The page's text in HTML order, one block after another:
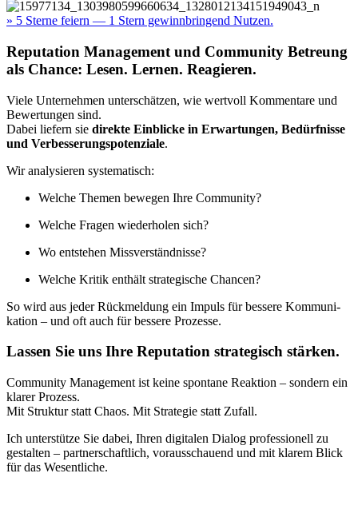
» 5 Ster­ne fei­ern — 1 Stern gewinn­brin­gend Nut­zen.
Reputation Management und Community Betreung
als Chance: Lesen. Lernen. Reagieren.
Vie­le Unter­neh­men unter­schät­zen, wie wert­voll Kom­men­ta­re und
Bewer­tun­gen sind.
Dabei lie­fern sie direk­te Ein­bli­cke in Erwar­tun­gen, Bedürf­nis­se
und Ver­bes­se­rungs­po­ten­zia­le.
Wir ana­ly­sie­ren sys­te­ma­tisch:
Wel­che The­men bewe­gen Ihre Com­mu­ni­ty?
Wel­che Fra­gen wie­der­ho­len sich?
Wo ent­ste­hen Miss­ver­ständ­nis­se?
Wel­che Kri­tik ent­hält stra­te­gi­sche Chan­cen?
So wird aus jeder Rück­mel­dung ein Impuls für bes­se­re Kom­mu­ni­
ka­ti­on – und oft auch für bes­se­re Pro­zes­se.
Lassen Sie uns Ihre Reputation strategisch stärken.
Com­mu­ni­ty Manage­ment ist kei­ne spon­ta­ne Reak­ti­on – son­dern ein
kla­rer Pro­zess.
Mit Struk­tur statt Cha­os. Mit Stra­te­gie statt Zufall.
Ich unter­stüt­ze Sie dabei, Ihren digi­ta­len Dia­log pro­fes­sio­nell zu
gestal­ten – part­ner­schaft­lich, vor­aus­schau­end und mit kla­rem Blick
für das Wesent­li­che.